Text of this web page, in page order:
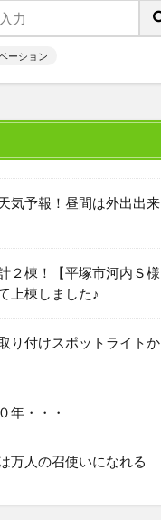
ーション
気予報！昼間は外出出来
２棟！【平塚市河内Ｓ様
上棟しました♪
り付けスポットライトか
年・・・
万人の召使いになれる